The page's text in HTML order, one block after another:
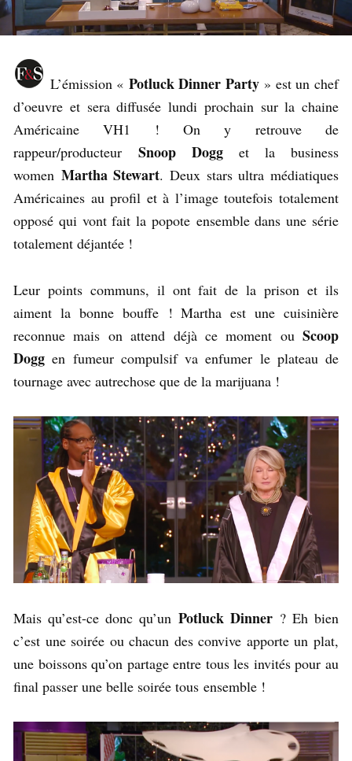
L’émission « Potluck Dinner Party» est un chef
d’oeuvre et sera diffusée lundi prochain sur la chaine
Américaine VH1 ! On y retrouve de
rappeur/producteur Snoop Dogg et la business
women Martha Stewart. Deux stars ultra médiatiques
Américaines au profil et à l’image toutefois totalement
opposé qui vont fait la popote ensemble dans une série
totalement déjantée !
Leur points communs, il ont fait de la prison et ils
aiment la bonne bouffe ! Martha est une cuisinière
reconnue mais on attend déjà ce moment ou Scoop
Dogg en fumeur compulsif va enfumer le plateau de
tournage avec autrechose que de la marijuana !
Mais qu’est-ce donc qu’un Potluck Dinner ? Eh bien
c’est une soirée ou chacun des convive apporte un plat,
une boissons qu’on partage entre tous les invités pour au
final passer une belle soirée tous ensemble !